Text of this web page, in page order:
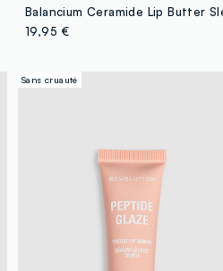
19,95 €
Sans cruauté